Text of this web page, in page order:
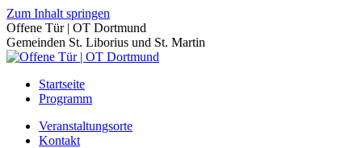
Zum Inhalt springen
Offene Tür | OT Dortmund
Gemeinden St. Liborius und St. Martin
Startseite
Programm
Veranstaltungsorte
Kontakt